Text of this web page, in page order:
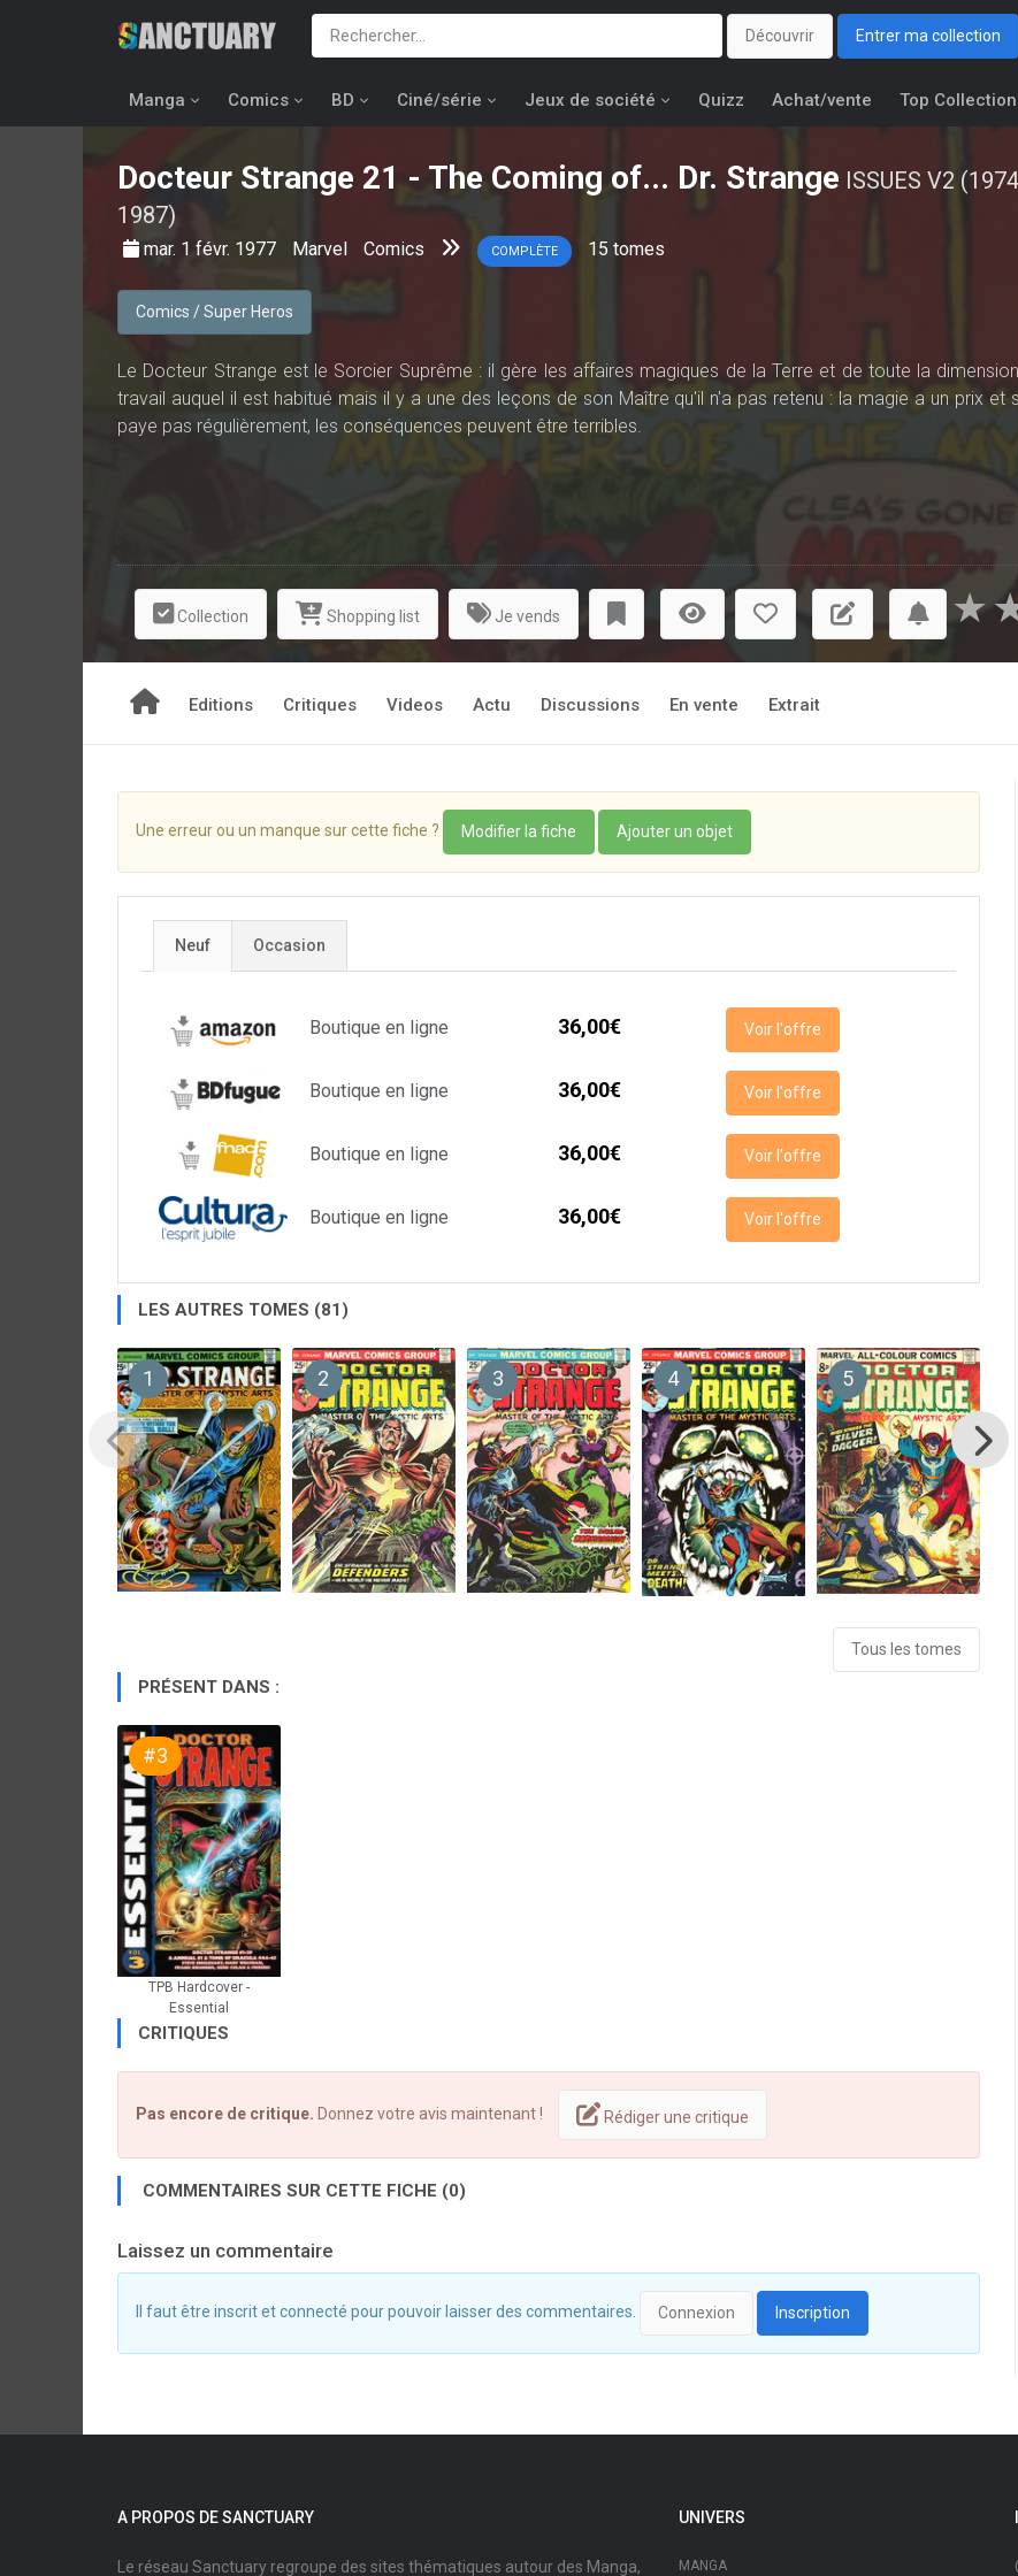
Découvrir Entrer ma collection
Manga Comics BD Ciné/série Jeux de société Quizz Achat/vente Top
Docteur Strange 21 - The Coming of... Dr. Strange ISSUES V2
1987)
mar. 1 févr. 1977 Marvel Comics COMPLÈTE 15 tomes
Comics / Super Heros
Le Docteur Strange est le Sorcier Suprême : il gère les affaires magiques de la Terre et de toute la
travail auquel il est habitué mais il y a une des leçons de son Maître qu'il n'a pas retenu : la magie a un prix et
paye pas régulièrement, les conséquences peuvent être terribles.
Collection Shopping list Je vends ★
Editions Critiques Videos Actu Discussions En vente Extrait
Une erreur ou un manque sur cette fiche ? Modifier la fiche Ajouter un objet
Neuf Occasion
Boutique en ligne 36,00€ Voir l'offre
Boutique en ligne 36,00€ Voir l'offre
Boutique en ligne 36,00€ Voir l'offre
Boutique en ligne 36,00€ Voir l'offre
LES AUTRES TOMES (81)
1 2 3 4 5
Tous les tomes
PRÉSENT DANS :
#3
TPB Hardcover -
Essential
CRITIQUES
Pas encore de critique. Donnez votre avis maintenant ! Rédiger une critique
COMMENTAIRES SUR CETTE FICHE (0)
Laissez un commentaire
Il faut être inscrit et connecté pour pouvoir laisser des commentaires. Connexion Inscription
A PROPOS DE SANCTUARY
Le réseau Sanctuary regroupe des sites thématiques autour des Manga,
UNIVERS
MANGA